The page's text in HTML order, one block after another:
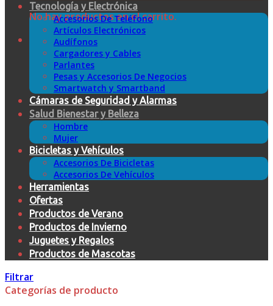
No hay productos en el carrito.
Tecnología y Electrónica
Accesorios De Teléfono
Artículos Electrónicos
Audífonos
Cargadores y Cables
Parlantes
Pesas y Accesorios De Negocios
Smartwatch y Smartband
Cámaras de Seguridad y Alarmas
Salud Bienestar y Belleza
Hombre
Mujer
Bicicletas y Vehículos
Accesorios De Bicicletas
Accesorios De Vehículos
Herramientas
Ofertas
Productos de Verano
Productos de Invierno
Juguetes y Regalos
Productos de Mascotas
Filtrar
Categorías de producto